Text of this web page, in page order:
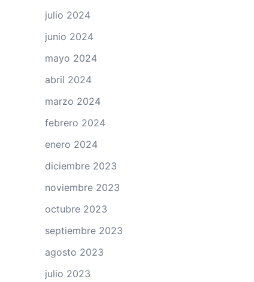
julio 2024
junio 2024
mayo 2024
abril 2024
marzo 2024
febrero 2024
enero 2024
diciembre 2023
noviembre 2023
octubre 2023
septiembre 2023
agosto 2023
julio 2023